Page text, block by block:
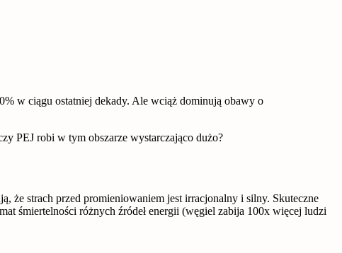
w ciągu ostatniej dekady. Ale wciąż dominują obawy o
PEJ robi w tym obszarze wystarczająco dużo?
że strach przed promieniowaniem jest irracjonalny i silny. Skuteczne
śmiertelności różnych źródeł energii (węgiel zabija 100x więcej ludzi